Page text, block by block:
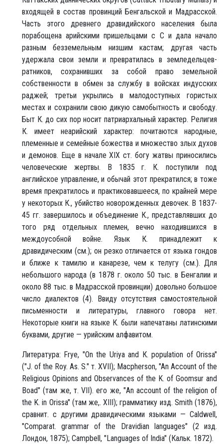
входящей в состав провинций Бенгальской и Мадрасской.
Часть этого древнего дравидийского населения была
порабощена арийскими пришельцами с С и дала начало
разным безземельным низшим кастам; другая часть
удержала свои земли и превратилась в земледельцев-
ратников, сохранивших за собой право земельной
собственности в обмен за службу в войсках индусских
раджей; третьи укрылись в малодоступных гористых
местах и сохранили свою дикую самобытность и свободу.
Быт К. до сих пор носит патриархальный характер. Религия
К. имеет неарийский характер: почитаются народные,
племенные и семейные божества и множество злых духов
и демонов. Еще в начале XIX ст. богу жатвы приносились
человеческие жертвы. В 1835 г. К. поступили под
английское управление, и обычай этот прекратился; в тоже
время прекратилось и практиковавшееся, по крайней мере
у некоторых К., убийство новорожденных девочек. В 1837-
45 гг. завершилось и объединение К., представлявших до
того ряд отдельных племен, вечно находившихся в
междоусобной войне. Язык К. принадлежит к
дравидическим (см.); он резко отличается от языка гондов
и ближе к тамилю и канарезе, чем к телугу (см.). Для
небольшого народа (в 1878 г. около 50 тыс. в Бенгалии и
около 88 тыс. в Мадрасской провинции) довольно большое
число диалектов (4). Ввиду отсутствия самостоятельной
письменности и литературы, главного говора нет.
Некоторые книги на языке К. были напечатаны латинскими
буквами, другие — урийским алфавитом.
Литература: Frye, "On the Uriya and К. population of Orissa"
("J. of the Roy. As. S." т. XVII); Macpherson, "An Account of the
Religious Opinions and Observances of the K. of Goomsur and
Boad" (там же, т. VII). его же, "An account of the religion of
the K. in Orissa" (там же,. XIII); грамматику изд. Smith (1876),
сравнит. с другими дравидическими языками — Caldwell,
"Comparat. grammar of the Dravidian languages" (2 изд.
Лондон, 1875); Campbell, "Languages of India" (Кальк. 1872).